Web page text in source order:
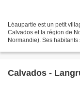
Léaupartie est un petit
Calvados et la région de
Normandie). Ses
Calvados -